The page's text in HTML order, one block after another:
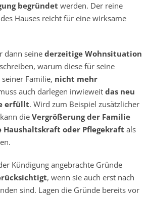
begründet werden. Der reine
Hauses reicht für eine wirksame
dann seine derzeitige Wohnsituation
warum diese für seine
Familie, nicht mehr
auch darlegen inwieweit das neu
erfüllt. Wird zum Beispiel zusätzlicher
die Vergrößerung der Familie
oder Pflegekraft als
Kündigung angebrachte Gründe
, wenn sie auch erst nach
sind. Lagen die Gründe bereits vor